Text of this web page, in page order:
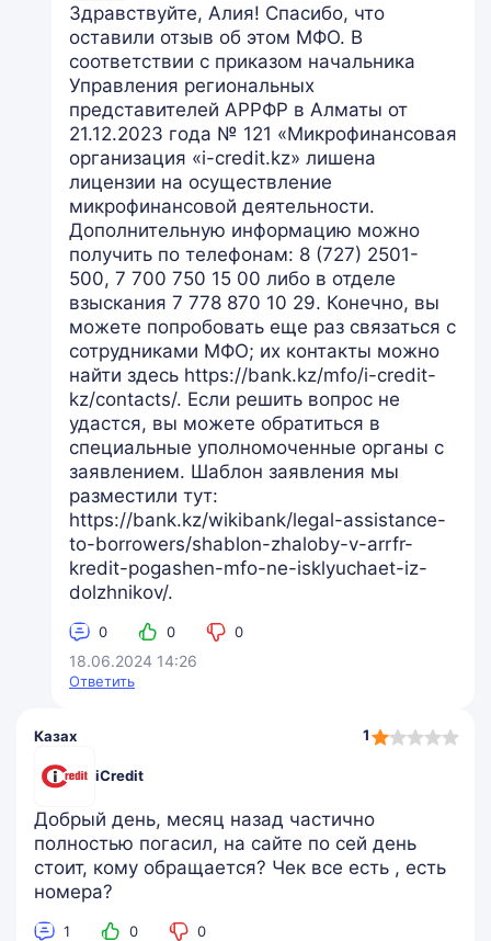
Здравствуйте, Алия! Спасибо, что
оставили отзыв об этом МФО. В
соответствии с приказом начальника
Управления региональных
представителей АРРФР в Алматы от
21.12.2023 года № 121 «Микрофинансовая
организация «i-credit.kz» лишена
лицензии на осуществление
микрофинансовой деятельности.
Дополнительную информацию можно
получить по телефонам: 8 (727) 2501-
500, 7 700 750 15 00 либо в отделе
взыскания 7 778 870 10 29. Конечно, вы
можете попробовать еще раз связаться с
сотрудниками МФО; их контакты можно
найти здесь https://bank.kz/mfo/i-credit-
kz/contacts/. Если решить вопрос не
удастся, вы можете обратиться в
специальные уполномоченные органы с
заявлением. Шаблон заявления мы
разместили тут:
https://bank.kz/wikibank/legal-assistance-
to-borrowers/shablon-zhaloby-v-arrfr-
kredit-pogashen-mfo-ne-isklyuchaet-iz-
dolzhnikov/.
0 0 0
18.06.2024 14:26
Ответить
Казах
iCredit
1
1,0
Добрый день, месяц назад частично
полностью погасил, на сайте по сей день
стоит, кому обращается? Чек все есть , есть
номера?
1 0 0